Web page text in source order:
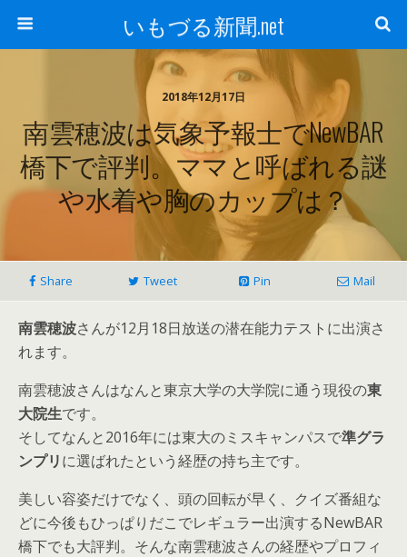
いもづる新聞.net
2018年12月17日
南雲穂波は気象予報士でNewBAR
橋下で評判。ママと呼ばれる謎
や水着や胸のカップは？
Share Tweet Pin Mail
南雲穂波さんが12月18日放送の潜在能力テストに出演さ
れます。
南雲穂波さんはなんと東京大学の大学院に通う現役の東
大院生です。
そしてなんと2016年には東大のミスキャンパスで準グラ
ンプリに選ばれたという経歴の持ち主です。
美しい容姿だけでなく、頭の回転が早く、クイズ番組な
どに今後もひっぱりだこでレギュラー出演するNewBAR
橋下でも大評判。そんな南雲穂波さんの経歴やプロフィ